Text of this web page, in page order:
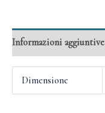
Informazioni aggiuntive
Dimensione